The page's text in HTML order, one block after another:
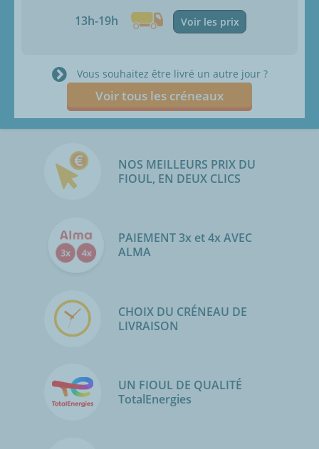
13h-19h Voir les prix
Vous souhaitez être livré un autre jour ?
Voir tous les créneaux
NOS MEILLEURS PRIX DU
FIOUL, EN DEUX CLICS
PAIEMENT 3x et 4x AVEC
ALMA
CHOIX DU CRÉNEAU DE
LIVRAISON
UN FIOUL DE QUALITÉ
TotalEnergies